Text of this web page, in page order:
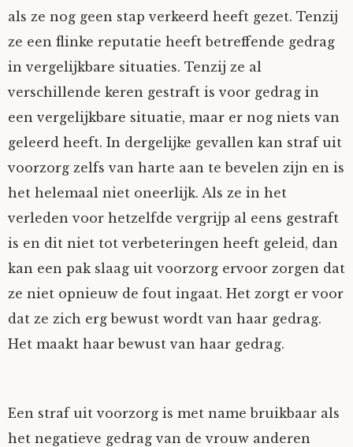
als ze nog geen stap verkeerd heeft gezet. Tenzij
ze een flinke reputatie heeft betreffende gedrag
in vergelijkbare situaties. Tenzij ze al
verschillende keren gestraft is voor gedrag in
een vergelijkbare situatie, maar er nog niets van
geleerd heeft. In dergelijke gevallen kan straf uit
voorzorg zelfs van harte aan te bevelen zijn en is
het helemaal niet oneerlijk. Als ze in het
verleden voor hetzelfde vergrijp al eens gestraft
is en dit niet tot verbeteringen heeft geleid, dan
kan een pak slaag uit voorzorg ervoor zorgen dat
ze niet opnieuw de fout ingaat. Het zorgt er voor
dat ze zich erg bewust wordt van haar gedrag.
Het maakt haar bewust van haar gedrag.
Een straf uit voorzorg is met name bruikbaar als
het negatieve gedrag van de vrouw anderen